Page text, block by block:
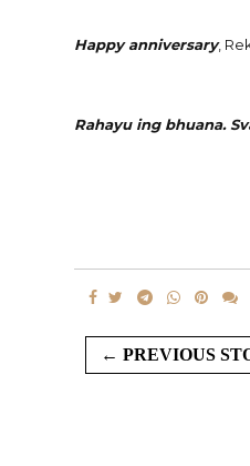
Happy anniversary,
Rahayu ing bhuana.
← PREVIOUS